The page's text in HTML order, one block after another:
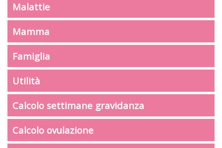
Malattie
Mamma
Famiglia
Utilità
Calcolo settimane gravidanza
Calcolo ovulazione